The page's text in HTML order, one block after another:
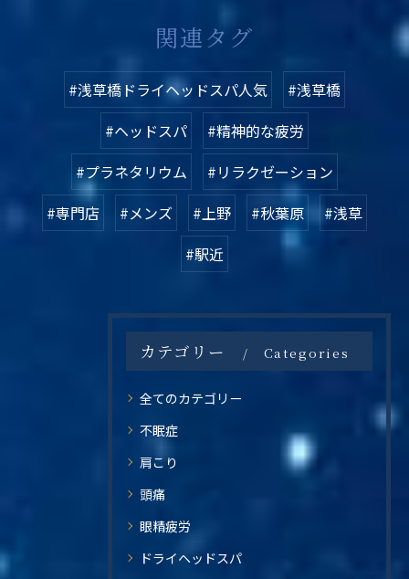
関連タグ
#浅草橋ドライヘッドスパ人気
#浅草橋
#ヘッドスパ
#精神的な疲労
#プラネタリウム
#リラクゼーション
#専門店
#メンズ #上野 #秋葉原
#浅草
#駅近
カテゴリー Categories
全てのカテゴリー
不眠症
肩こり
頭痛
眼精疲労
ドライヘッドスパ